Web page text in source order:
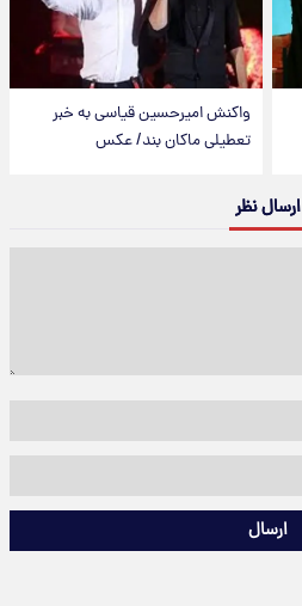
واکنش امیرحسین قیاسی به خبر
تعطیلی ماکان بند/ عکس
ارسال نظر
ارسال